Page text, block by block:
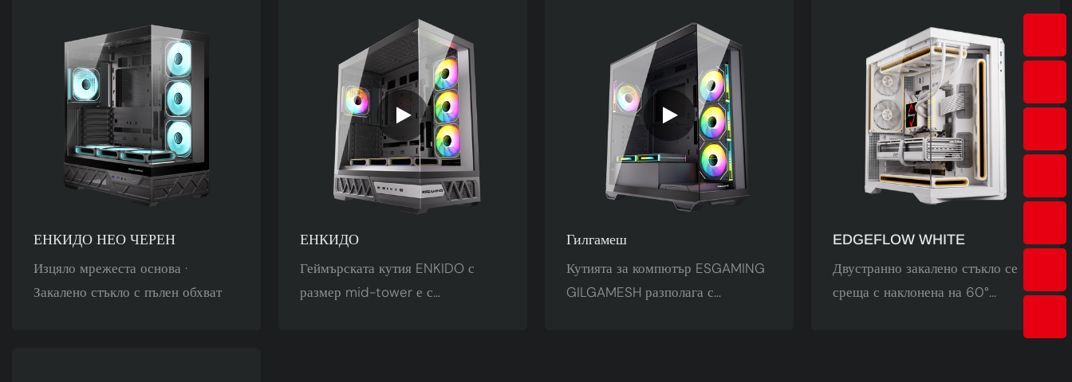
ЕНКИДО НЕО ЧЕРЕН
Изцяло мрежеста основа ·
Закалено стъкло с пълен обхват
ЕНКИДО
Геймърската кутия ENKIDO с
размер mid-tower е с
Гилгамеш
Кутията за компютър ESGAMING
GILGAMESH разполага с
EDGEFLOW WHITE
Двустранно закалено стъкло се
среща с наклонена на 60°